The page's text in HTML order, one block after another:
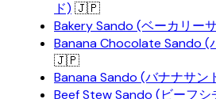
ド) 🇯🇵
Bakery Sando (ベーカリー
Banana Chocolate Sando (
🇯🇵
Banana Sando (バナナサン
Beef Stew Sando (ビーフシ